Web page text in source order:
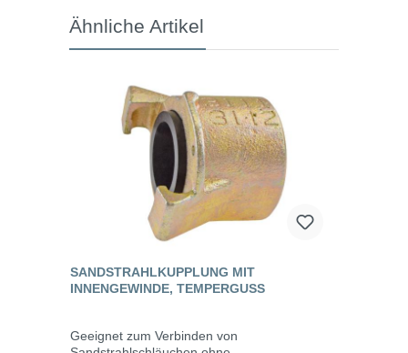
Ähnliche Artikel
SANDSTRAHLKUPPLUNG MIT
INNENGEWINDE, TEMPERGUSS
Geeignet zum Verbinden von